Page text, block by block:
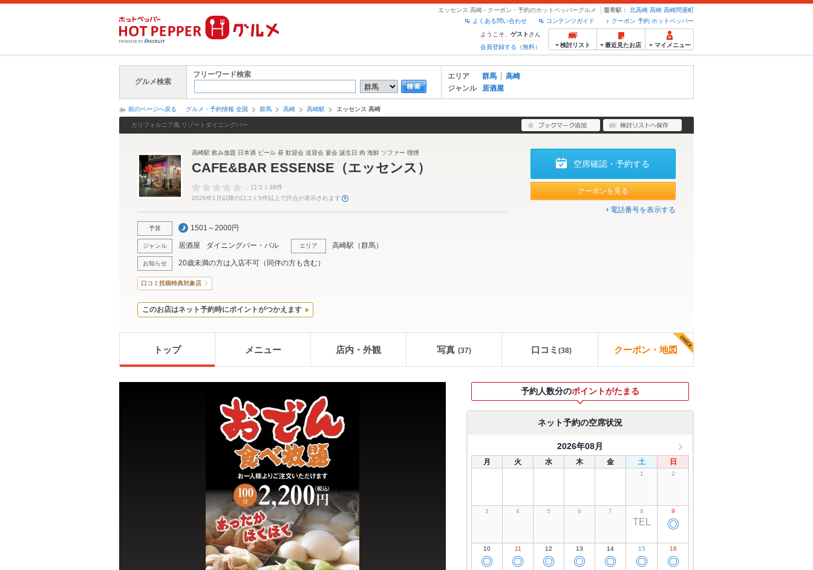
エッセンス 高崎 - クーポン・予約のホットペッパーグルメ 最寄駅： 北高崎 高崎 高崎問屋町
クーポン 予約 ホットペッパー
コンテンツガイド
よくある問い合わせ
ようこそ、 ゲスト さん
会員登録する（無料）
検討リスト 最近見たお店 マイメニュー
グルメ検索
フリーワード検索 エリア 群馬
高崎
ジャンル
居酒屋
前のページへ戻る グルメ・予約情報 全国 群馬 高崎 高崎駅 エッセンス 高崎
カリフォルニア風 リゾートダイニングバー
高崎駅 飲み放題 日本酒 ビール 昼 歓迎会 送迎会 宴会 誕生日 肉 海鮮 ソファー 喫煙
CAFE&BAR ESSENSE（エッセンス）
-
口コミ38件
2026年1月以降の口コミ5件以上で評点が表示されます
予算 1501～2000円
ジャンル 居酒屋 ダイニングバー・バル エリア 高崎駅 （群馬）
お知らせ 20歳未満の方は入店不可（同伴の方も含む）
空席確認・予約する
クーポンを見る
電話番号を表示する
口コミ投稿特典対象店
このお店はネット予約時にポイントがつかえます
トップ メニュー 店内・外観 写真 (37) 口コミ (38) クーポン・地図
予約人数分のポイントがたまる
ネット予約の空席状況
2026年08月
月 火 水 木 金 土 日
1 2
3 4 5 6 7 8
TEL
9
◎
10
◎
11
◎
12
◎
13
◎
14
◎
15
◎
16
◎